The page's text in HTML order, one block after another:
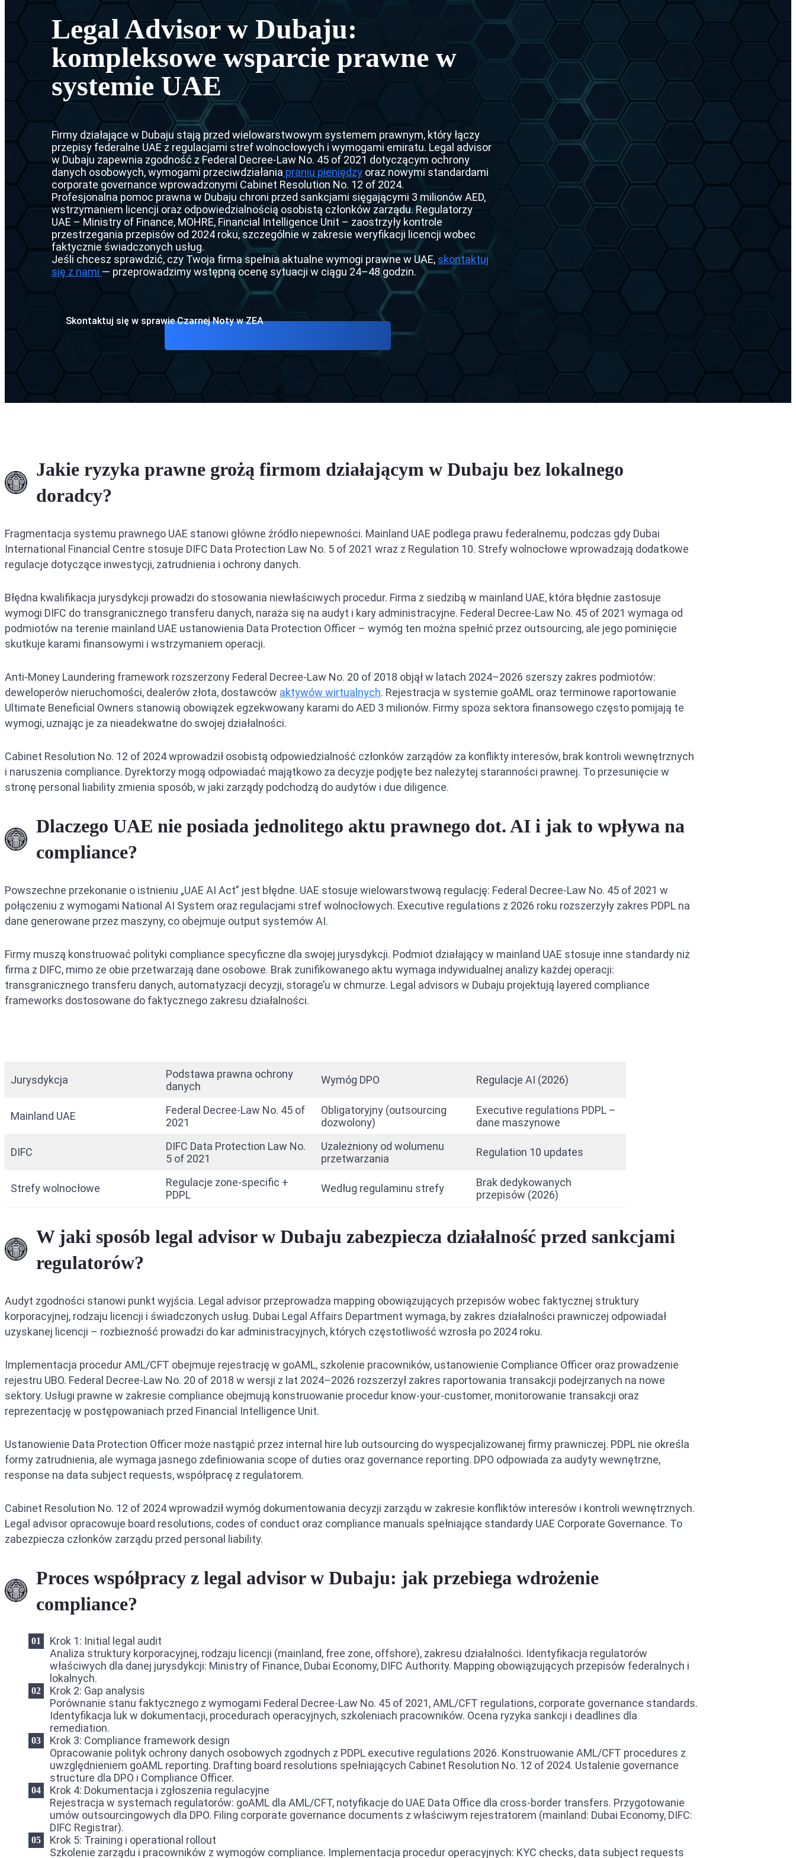
Ekstradycja między ZEA a Niemcami — 2026 Guide
Ekstradycja między ZEA a Francją
Umowa o ekstradycji między ZEA a Włochami
Ekstradycja między ZEA a Rosją
Ekstradycja między ZEA a Chinami
Ekstradycja między Polską a Republiką Dominikańską
Ekstradycja z ZEA do Pakistanu
Ekstradycja z ZEA do Indii
Ekstradycja z ZEA do Egiptu
Umowa o ekstradycji między ZEA a Turcją
Ekstradycja z ZEA do Uzbekistanu
Ekstradycja między ZEA a Arabią Saudyjską
Ekstradycja między ZEA a Filipinami
Ekstradycja między ZEA a Iranem
Czarna nota Interpolu
Nakaz aresztowania Interpolu
Srebrna nota Interpolu
CCF (Komisja ds. Kontroli Akt Interpolu)
Dyfuzje Interpolu
Legal Advisor w Dubaju:
kompleksowe wsparcie prawne w
systemie UAE
Firmy działające w Dubaju stają przed wielowarstwowym systemem prawnym, który łączy
przepisy federalne UAE z regulacjami stref wolnocłowych i wymogami emiratu. Legal advisor
w Dubaju zapewnia zgodność z Federal Decree-Law No. 45 of 2021 dotyczącym ochrony
danych osobowych, wymogami przeciwdziałania praniu pieniędzy oraz nowymi standardami
corporate governance wprowadzonymi Cabinet Resolution No. 12 of 2024.
Profesjonalna pomoc prawna w Dubaju chroni przed sankcjami sięgającymi 3 milionów AED,
wstrzymaniem licencji oraz odpowiedzialnością osobistą członków zarządu. Regulatorzy
UAE – Ministry of Finance, MOHRE, Financial Intelligence Unit – zaostrzyły kontrole
przestrzegania przepisów od 2024 roku, szczególnie w zakresie weryfikacji licencji wobec
faktycznie świadczonych usług.
Jeśli chcesz sprawdzić, czy Twoja firma spełnia aktualne wymogi prawne w UAE, skontaktuj
się z nami — przeprowadzimy wstępną ocenę sytuacji w ciągu 24–48 godzin.
Skontaktuj się w sprawie Czarnej Noty w ZEA
Jakie ryzyka prawne grożą firmom działającym w Dubaju bez lokalnego
doradcy?
Fragmentacja systemu prawnego UAE stanowi główne źródło niepewności. Mainland UAE podlega prawu federalnemu, podczas gdy Dubai
International Financial Centre stosuje DIFC Data Protection Law No. 5 of 2021 wraz z Regulation 10. Strefy wolnocłowe wprowadzają dodatkowe
regulacje dotyczące inwestycji, zatrudnienia i ochrony danych.
Błędna kwalifikacja jurysdykcji prowadzi do stosowania niewłaściwych procedur. Firma z siedzibą w mainland UAE, która błędnie zastosuje
wymogi DIFC do transgranicznego transferu danych, naraża się na audyt i kary administracyjne. Federal Decree-Law No. 45 of 2021 wymaga od
podmiotów na terenie mainland UAE ustanowienia Data Protection Officer – wymóg ten można spełnić przez outsourcing, ale jego pominięcie
skutkuje karami finansowymi i wstrzymaniem operacji.
Anti-Money Laundering framework rozszerzony Federal Decree-Law No. 20 of 2018 objął w latach 2024–2026 szerszy zakres podmiotów:
deweloperów nieruchomości, dealerów złota, dostawców aktywów wirtualnych. Rejestracja w systemie goAML oraz terminowe raportowanie
Ultimate Beneficial Owners stanowią obowiązek egzekwowany karami do AED 3 milionów. Firmy spoza sektora finansowego często pomijają te
wymogi, uznając je za nieadekwatne do swojej działalności.
Cabinet Resolution No. 12 of 2024 wprowadził osobistą odpowiedzialność członków zarządów za konflikty interesów, brak kontroli wewnętrznych
i naruszenia compliance. Dyrektorzy mogą odpowiadać majątkowo za decyzje podjęte bez należytej staranności prawnej. To przesunięcie w
stronę personal liability zmienia sposób, w jaki zarządy podchodzą do audytów i due diligence.
Dlaczego UAE nie posiada jednolitego aktu prawnego dot. AI i jak to wpływa na
compliance?
Powszechne przekonanie o istnieniu „UAE AI Act” jest błędne. UAE stosuje wielowarstwową regulację: Federal Decree-Law No. 45 of 2021 w
połączeniu z wymogami National AI System oraz regulacjami stref wolnocłowych. Executive regulations z 2026 roku rozszerzyły zakres PDPL na
dane generowane przez maszyny, co obejmuje output systemów AI.
Firmy muszą konstruować polityki compliance specyficzne dla swojej jurysdykcji. Podmiot działający w mainland UAE stosuje inne standardy niż
firma z DIFC, mimo że obie przetwarzają dane osobowe. Brak zunifikowanego aktu wymaga indywidualnej analizy każdej operacji:
transgranicznego transferu danych, automatyzacji decyzji, storage’u w chmurze. Legal advisors w Dubaju projektują layered compliance
frameworks dostosowane do faktycznego zakresu działalności.
Jurysdykcja
Podstawa prawna ochrony
danych
Wymóg DPO Regulacje AI (2026)
Mainland UAE
Federal Decree-Law No. 45 of
2021
Obligatoryjny (outsourcing
dozwolony)
Executive regulations PDPL –
dane maszynowe
DIFC
DIFC Data Protection Law No.
5 of 2021
Uzależniony od wolumenu
przetwarzania
Regulation 10 updates
Strefy wolnocłowe
Regulacje zone-specific +
PDPL
Według regulaminu strefy
Brak dedykowanych
przepisów (2026)
W jaki sposób legal advisor w Dubaju zabezpiecza działalność przed sankcjami
regulatorów?
Audyt zgodności stanowi punkt wyjścia. Legal advisor przeprowadza mapping obowiązujących przepisów wobec faktycznej struktury
korporacyjnej, rodzaju licencji i świadczonych usług. Dubai Legal Affairs Department wymaga, by zakres działalności prawniczej odpowiadał
uzyskanej licencji – rozbieżność prowadzi do kar administracyjnych, których częstotliwość wzrosła po 2024 roku.
Implementacja procedur AML/CFT obejmuje rejestrację w goAML, szkolenie pracowników, ustanowienie Compliance Officer oraz prowadzenie
rejestru UBO. Federal Decree-Law No. 20 of 2018 w wersji z lat 2024–2026 rozszerzył zakres raportowania transakcji podejrzanych na nowe
sektory. Usługi prawne w zakresie compliance obejmują konstruowanie procedur know-your-customer, monitorowanie transakcji oraz
reprezentację w postępowaniach przed Financial Intelligence Unit.
Ustanowienie Data Protection Officer może nastąpić przez internal hire lub outsourcing do wyspecjalizowanej firmy prawniczej. PDPL nie określa
formy zatrudnienia, ale wymaga jasnego zdefiniowania scope of duties oraz governance reporting. DPO odpowiada za audyty wewnętrzne,
response na data subject requests, współpracę z regulatorem.
Cabinet Resolution No. 12 of 2024 wprowadził wymóg dokumentowania decyzji zarządu w zakresie konfliktów interesów i kontroli wewnętrznych.
Legal advisor opracowuje board resolutions, codes of conduct oraz compliance manuals spełniające standardy UAE Corporate Governance. To
zabezpiecza członków zarządu przed personal liability.
Proces współpracy z legal advisor w Dubaju: jak przebiega wdrożenie
compliance?
Krok 1: Initial legal audit
Analiza struktury korporacyjnej, rodzaju licencji (mainland, free zone, offshore), zakresu działalności. Identyfikacja regulatorów
właściwych dla danej jurysdykcji: Ministry of Finance, Dubai Economy, DIFC Authority. Mapping obowiązujących przepisów federalnych i
lokalnych.
Krok 2: Gap analysis
Porównanie stanu faktycznego z wymogami Federal Decree-Law No. 45 of 2021, AML/CFT regulations, corporate governance standards.
Identyfikacja luk w dokumentacji, procedurach operacyjnych, szkoleniach pracowników. Ocena ryzyka sankcji i deadlines dla
remediation.
Krok 3: Compliance framework design
Opracowanie polityk ochrony danych osobowych zgodnych z PDPL executive regulations 2026. Konstruowanie AML/CFT procedures z
uwzględnieniem goAML reporting. Drafting board resolutions spełniających Cabinet Resolution No. 12 of 2024. Ustalenie governance
structure dla DPO i Compliance Officer.
Krok 4: Dokumentacja i zgłoszenia regulacyjne
Rejestracja w systemach regulatorów: goAML dla AML/CFT, notyfikacje do UAE Data Office dla cross-border transfers. Przygotowanie
umów outsourcingowych dla DPO. Filing corporate governance documents z właściwym rejestratorem (mainland: Dubai Economy, DIFC:
DIFC Registrar).
Krok 5: Training i operational rollout
Szkolenie zarządu i pracowników z wymogów compliance. Implementacja procedur operacyjnych: KYC checks, data subject requests